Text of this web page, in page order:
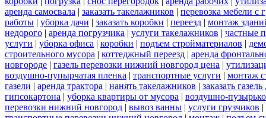
аренда самосвала | заказать такелажников | перевозка мебели с
работы | уборка дачи | заказать коробки | переезд | монтаж
недорого | аренда погрузчика | услуги такелажников | частные
услуги | уборка офиса | коробки | подъем стройматериалов |
строительного мусора | коттеджный переезд | аренда
новгороде | газель перевозки нижний новгород цена |
воздушно-пупырчатая пленка | транспортные услуги | монтаж
газели | аренда трактора | нанять такелажников | заказать
гипсокартона | уборка квартиры от мусора | воздушно-
перевозки нижний новгород | вывоз ванны | услуги грузчиков |